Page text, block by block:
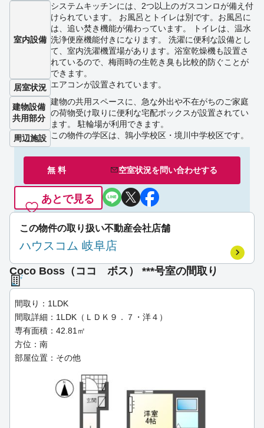
室内設備
システムキッチンには、2つ以上のガスコンロが備え付
けられています。 お風呂とトイレは別です。お風呂に
は、追い焚き機能が備わっています。 トイレは、温水
洗浄便座機能付きになります。 洗濯に便利な設備とし
て、室内洗濯機置場があります。浴室乾燥機も設置さ
れているので、梅雨時の生乾き臭も比較的防ぐことが
できます。
居室状況 エアコンが設置されています。
建物設備
共用部分
建物の共用スペースに、急な外出や不在がちのご家庭
の荷物受け取りに便利な宅配ボックスが設置されてい
ます。 駐輪場が利用できます。
周辺施設 この物件の学区は、鶉小学校区・境川中学校区です。
無 料 空室状況を問い合わせする
あとで見る
この物件の取り扱い不動産会社店舗
ハウスコム 岐阜店
Coco Boss（ココ ボス） ***号室の間取り
間取り：1LDK
間取詳細：1LDK（ＬＤＫ９．７・洋４）
専有面積：42.81㎡
方位：南
部屋位置：その他